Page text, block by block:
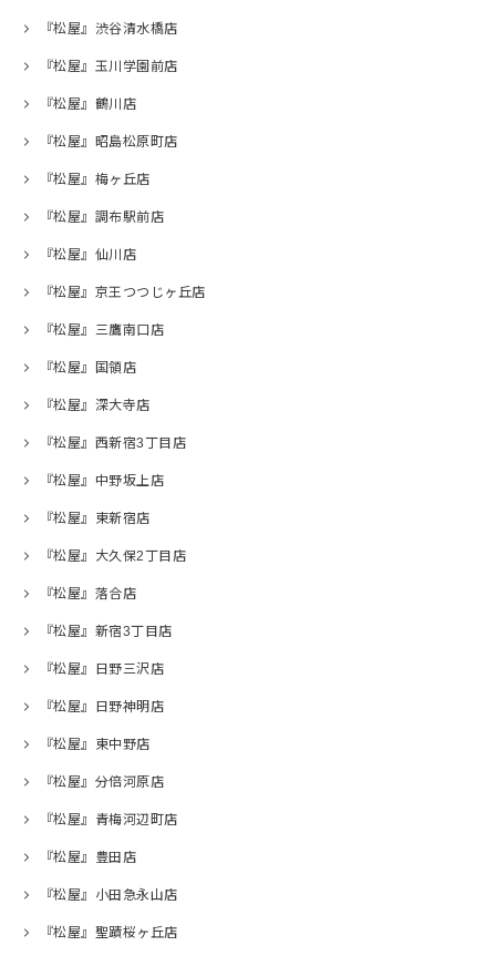
『松屋』渋谷清水橋店
『松屋』玉川学園前店
『松屋』鶴川店
『松屋』昭島松原町店
『松屋』梅ヶ丘店
『松屋』調布駅前店
『松屋』仙川店
『松屋』京王つつじヶ丘店
『松屋』三鷹南口店
『松屋』国領店
『松屋』深大寺店
『松屋』西新宿3丁目店
『松屋』中野坂上店
『松屋』東新宿店
『松屋』大久保2丁目店
『松屋』落合店
『松屋』新宿3丁目店
『松屋』日野三沢店
『松屋』日野神明店
『松屋』東中野店
『松屋』分倍河原店
『松屋』青梅河辺町店
『松屋』豊田店
『松屋』小田急永山店
『松屋』聖蹟桜ヶ丘店